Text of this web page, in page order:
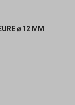
⌀ 12 MM